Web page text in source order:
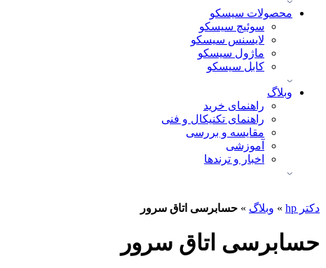
محصولات سیسکو
سوئیچ سیسکو
لایسنس سیسکو
ماژول سیسکو
کابل سیسکو
وبلاگ
راهنمای خرید
راهنمای تکنیکال و فنی
مقایسه و بررسی
آموزشی
اخبار و ترندها
دکتر hp » وبلاگ » حسابرسی اتاق سرور
حسابرسی اتاق سرور